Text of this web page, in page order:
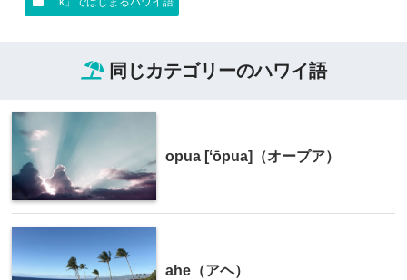
同じカテゴリーのハワイ語
opua [ʻōpua]（オープア）
ahe（アヘ）